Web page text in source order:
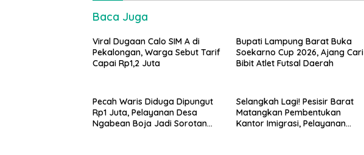
Baca Juga
Viral Dugaan Calo SIM A di
Pekalongan, Warga Sebut Tarif
Capai Rp1,2 Juta
Bupati Lampung Barat Buka
Soekarno Cup 2026, Ajang Cari
Bibit Atlet Futsal Daerah
Pecah Waris Diduga Dipungut
Rp1 Juta, Pelayanan Desa
Ngabean Boja Jadi Sorotan
Selangkah Lagi! Pesisir Barat
Matangkan Pembentukan
Kantor Imigrasi, Pelayanan